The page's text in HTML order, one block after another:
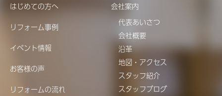
はじめての方へ
リフォーム事例
イベント情報
お客様の声
リフォームの流れ
会社案内
代表あいさつ
会社概要
沿革
地図・アクセス
スタッフ紹介
スタッフブログ